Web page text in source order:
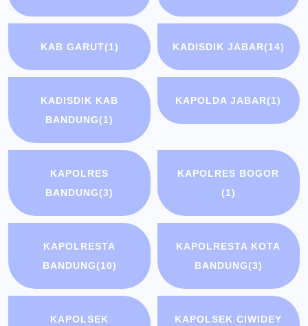
KAB GARUT(1) KADISDIK JABAR(14)
KADISDIK KAB
BANDUNG(1)
KAPOLDA JABAR(1)
KAPOLRES
BANDUNG(3)
KAPOLRES BOGOR
(1)
KAPOLRESTA
BANDUNG(10)
KAPOLRESTA KOTA
BANDUNG(3)
KAPOLSEK
KAPOLSEK CIWIDEY